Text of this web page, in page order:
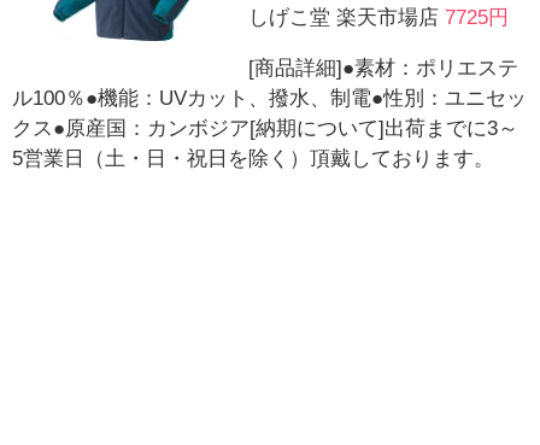
しげこ堂 楽天市場店 7725円
[商品詳細]●素材：ポリエステ
ル100％●機能：UVカット、撥水、制電●性別：ユニセッ
クス●原産国：カンボジア[納期について]出荷までに3～
5営業日（土・日・祝日を除く）頂戴しております。